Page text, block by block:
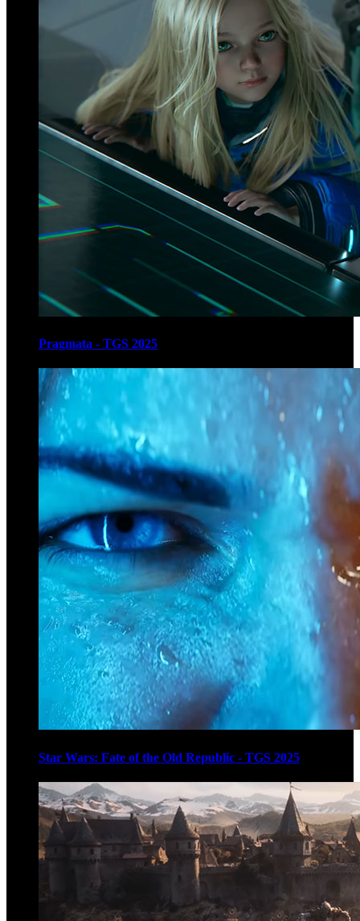
Pragmata - TGS 2025
Star Wars: Fate of the Old Republic - TGS 2025